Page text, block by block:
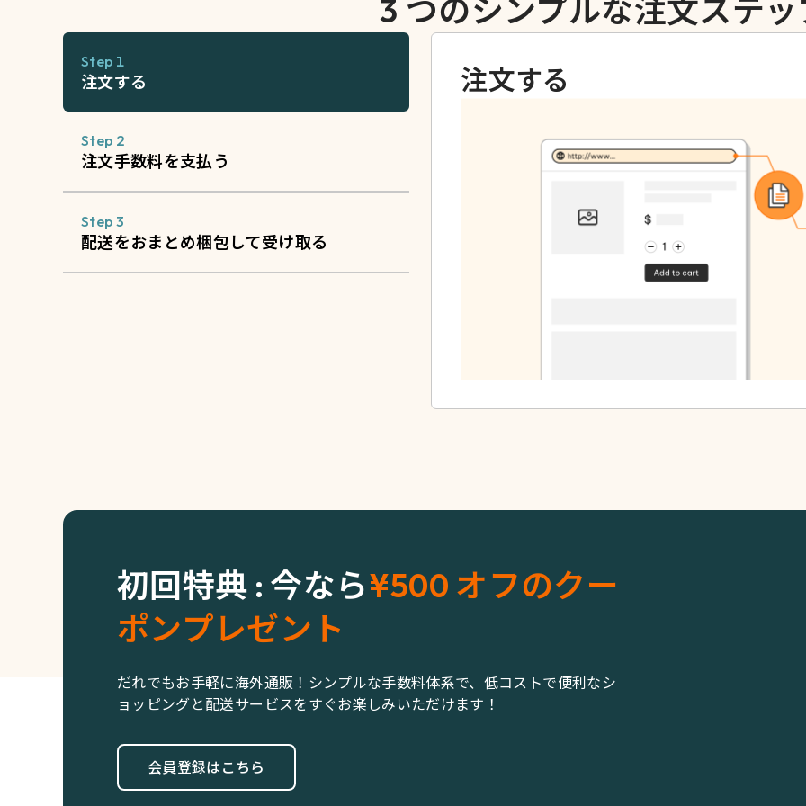
3 つのシンプルな注文ステッ
Step 1
注文する
Step 2
注文手数料を支払う
Step 3
配送をおまとめ梱包して受け取る
注文する
初回特典 : 今なら¥500 オフのクー
ポンプレゼント
だれでもお手軽に海外通販！シンプルな手数料体系で、低コストで便利なシ
ョッピングと配送サービスをすぐお楽しみいただけます！
会員登録はこちら